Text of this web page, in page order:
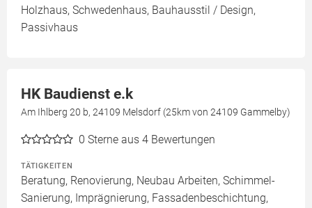
Holzhaus, Schwedenhaus, Bauhausstil / Design,
Passivhaus
HK Baudienst e.k
Am Ihlberg 20 b, 24109 Melsdorf (25km von 24109 Gammelby)
0 Sterne aus 4 Bewertungen
TÄTIGKEITEN
Beratung, Renovierung, Neubau Arbeiten, Schimmel-
Sanierung, Imprägnierung, Fassadenbeschichtung,